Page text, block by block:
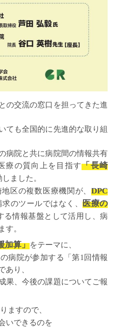
の交流の窓口を担ってきた進
ても全国的に先進的な取り組
病院と共に病院間の情報共有
療の質向上を目指す「長崎
ました。
区の複数医療機関が、 DPC
のツールではなく、 医療の
る情報基盤として活用し、病
す。
加算」をテーマに、
病院が参加する「第1回情報
あり、
果、今後の課題についてご報
ますので、
いできるのを